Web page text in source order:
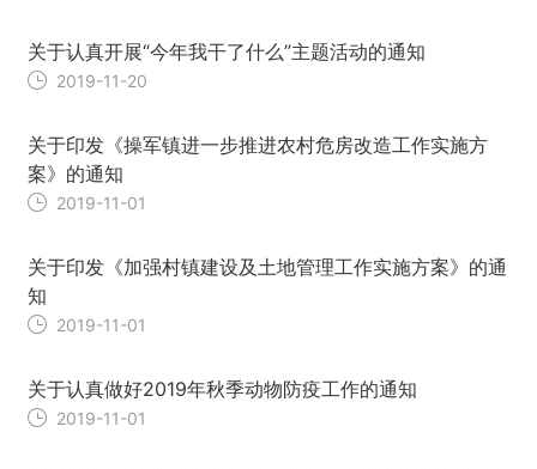
关于认真开展“今年我干了什么”主题活动的通知
2019-11-20
关于印发《操军镇进一步推进农村危房改造工作实施方
案》的通知
2019-11-01
关于印发《加强村镇建设及土地管理工作实施方案》的通
知
2019-11-01
关于认真做好2019年秋季动物防疫工作的通知
2019-11-01